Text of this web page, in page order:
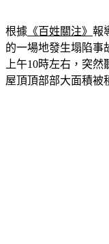
根據 《百姓關注》 報
的一場地發生塌陷事
上午10時左右，突
屋頂頂部部大面積被